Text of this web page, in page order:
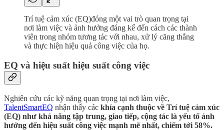
Trí tuệ cảm xúc (EQ)đóng một vai trò quan trọng tại
nơi làm việc và ảnh hưởng đáng kể đến cách các thành
viên trong nhóm tương tác với nhau, xử lý căng thẳng
và thực hiện hiệu quả công việc của họ.
EQ và hiệu suất hiệu suất công việc
Nghiên cứu các kỹ năng quan trọng tại nơi làm việc,
TalentSmartEQ nhận thấy các khía cạnh thuộc về Trí tuệ cảm xúc
(EQ) như khả năng tập trung, giao tiếp, cộng tác là yếu tố ảnh
hưởng đến hiệu suất công việc mạnh mẽ nhất, chiếm tới 58%.